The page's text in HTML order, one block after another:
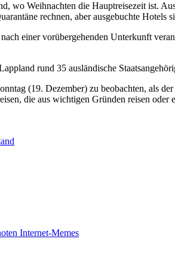
wo Weihnachten die Hauptreisezeit ist.
rechnen, aber ausgebuchte
einer vorübergehenden Unterkunft
rund 35 ausländische
(19. Dezember) zu beobachten, als
die aus wichtigen Gründen reisen
Internet-Memes